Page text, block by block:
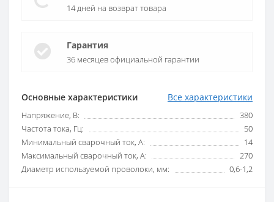
Основные характеристики Все характеристики
Напряжение, В:
380
Частота тока, Гц:
50
Минимальный сварочный ток, А:
14
Максимальный сварочный ток, А:
270
Диаметр используемой проволоки, мм:
0,6-1,2
14 дней на возврат товара
Гарантия
36 месяцев официальной гарантии